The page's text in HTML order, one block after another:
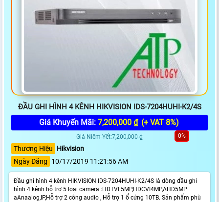
ĐẦU GHI HÌNH 4 KÊNH HIKVISION IDS-7204HUHI-K2/4S
Giá Khuyến Mãi: 7,200,000 ₫ (+ VAT 8%)
Giá Niêm Yết:7,200,000 ₫ 0%
Thương Hiệu
Hikvision
Ngày Đăng
10/17/2019 11:21:56 AM
Đầu ghi hình 4 kênh HIKVISION IDS-7204HUHI-K2/4S là dòng đầu ghi
hình 4 kênh hỗ trợ 5 loại camera :HDTVI:5MP,HDCVI4MP,AHD5MP.
aAnaalog,IP,Hỗ trợ 2 công audio , Hỗ trợ 1 ổ cứng 10TB. Sản phẩm phù